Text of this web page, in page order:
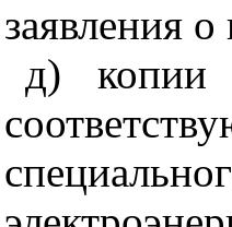
заявления
д) копии